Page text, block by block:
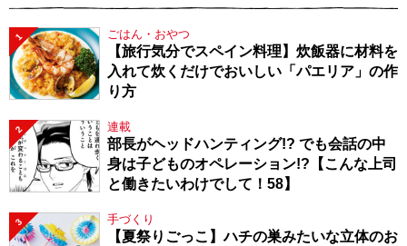
1 ごはん・おやつ
【旅行気分でスペイン料理】炊飯器に材料を
入れて炊くだけでおいしい「パエリア」の作
り方
2 連載
部長がヘッドハンティング!? でも会話の中
身は子どものオペレーション!?【こんな上司
と働きたいわけでして！58】
3 手づくり
【夏祭りごっこ】ハチの巣みたいな立体のお